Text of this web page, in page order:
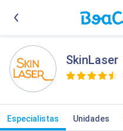
SkinLaser
Especialistas Unidades